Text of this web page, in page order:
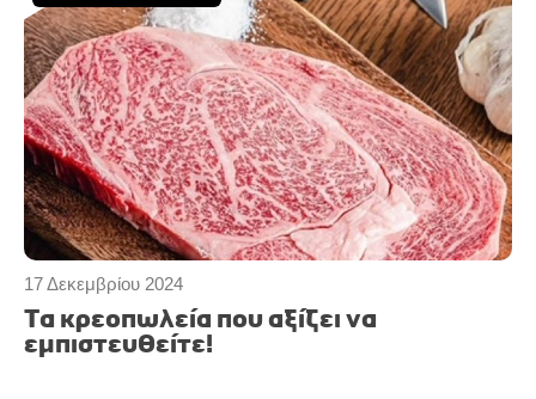
17 Δεκεμβρίου 2024
Τα κρεοπωλεία που αξίζει να
εμπιστευθείτε!